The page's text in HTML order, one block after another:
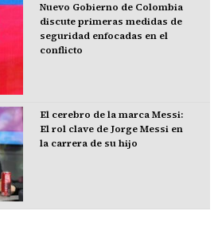
Nuevo Gobierno de Colombia
discute primeras medidas de
seguridad enfocadas en el
conflicto
El cerebro de la marca Messi:
El rol clave de Jorge Messi en
la carrera de su hijo